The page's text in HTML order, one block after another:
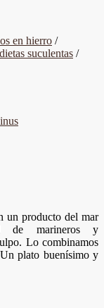
en hierro /
dietas suculentas /
un producto del mar
de marineros y
Lo combinamos
plato buenísimo y